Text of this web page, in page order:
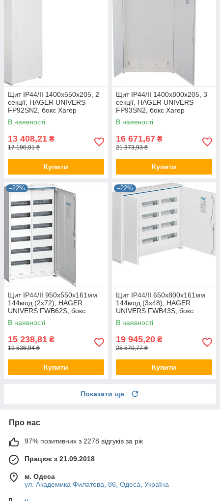
Щит IP44/II 1400x550x205, 2
секції, HAGER UNIVERS
FP92SN2, бокс Хагер
настінний, шафа метал
(rozetka)
В наявності
13 408,21 ₴
17 190,01 ₴
Купити
Щит IP44/II 1400x800x205, 3
секції, HAGER UNIVERS
FP93SN2, бокс Хагер
настінний, шафа метал
(rozetka)
В наявності
16 671,67 ₴
21 373,93 ₴
Купити
–22%
Щит IP44/II 950x550x161мм
144мод.(2x72), HAGER
UNIVERS FWB62S, бокс
Хагер настінний, шафа
метал (rozetka)
В наявності
15 238,81 ₴
19 536,94 ₴
Купити
–22%
Щит IP44/II 650x800x161мм
144мод.(3x48), HAGER
UNIVERS FWB43S, бокс
Хагер настінний, шафа
метал (rozetka)
В наявності
19 945,20 ₴
25 570,77 ₴
Купити
Показати ще
Про нас
97% позитивних з 2278 відгуків за рік
Працює з 21.09.2018
м. Одеса
ул. Академика Филатова, 86, Одеса, Україна